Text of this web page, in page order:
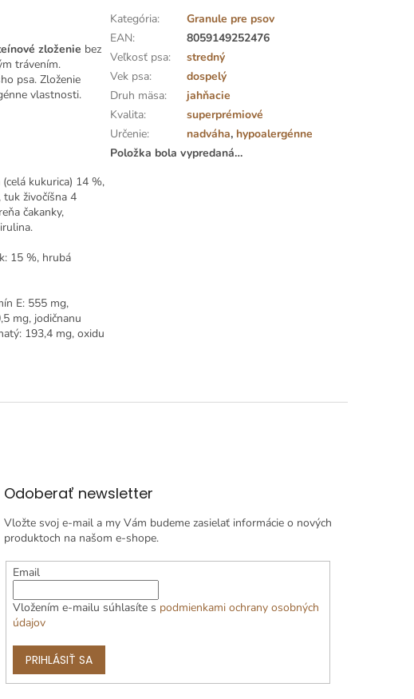
zloženie bez
trávením.
psa. Zloženie
vlastnosti.
kukurica) 14 %,
tuk živočíšna 4
čakanky,
15 %, hrubá
E: 555 mg,
mg, jodičnanu
193,4 mg, oxidu
Kategória:
Granule pre psov
EAN:
8059149252476
Veľkosť psa:
stredný
Vek psa:
dospelý
Druh mäsa:
jahňacie
Kvalita:
superprémiové
Určenie: nadváha, hypoalergénne
Položka bola vypredaná…
Odoberať newsletter
Vložte svoj e-mail a my Vám budeme zasielať informácie o nových
produktoch na našom e-shope.
Email
Vložením e-mailu súhlasíte s podmienkami ochrany osobných
údajov
PRIHLÁSIŤ SA